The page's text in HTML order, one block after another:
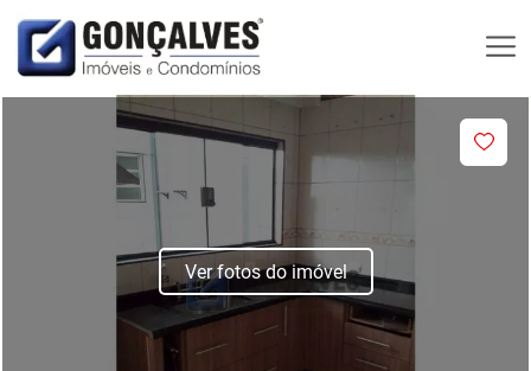
Ver fotos do imóvel